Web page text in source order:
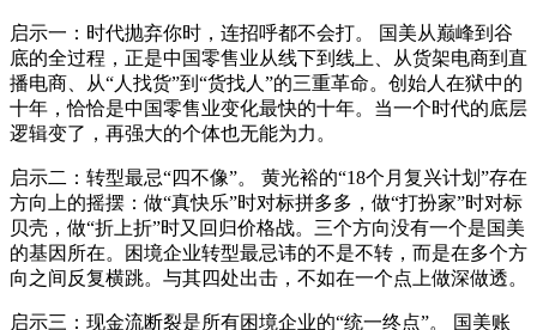
启示一：时代抛弃你时，连招呼都不会打。 国美从巅峰到谷
底的全过程，正是中国零售业从线下到线上、从货架电商到直
播电商、从“人找货”到“货找人”的三重革命。创始人在狱中的
十年，恰恰是中国零售业变化最快的十年。当一个时代的底层
逻辑变了，再强大的个体也无能为力。
启示二：转型最忌“四不像”。 黄光裕的“18个月复兴计划”存在
方向上的摇摆：做“真快乐”时对标拼多多，做“打扮家”时对标
贝壳，做“折上折”时又回归价格战。三个方向没有一个是国美
的基因所在。困境企业转型最忌讳的不是不转，而是在多个方
向之间反复横跳。与其四处出击，不如在一个点上做深做透。
启示三：现金流断裂是所有困境企业的“统一终点”。 国美账